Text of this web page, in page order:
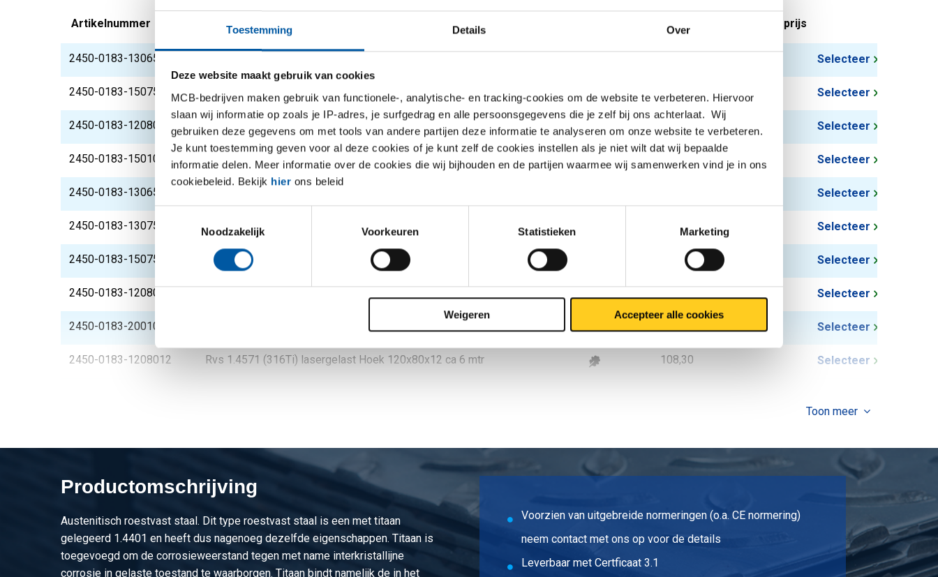
Toestemming Details Over
Deze website maakt gebruik van cookies
MCB-bedrijven maken gebruik van functionele-, analytische- en tracking-cookies om de website te verbeteren. Hiervoor
slaan wij informatie op zoals je IP-adres, je surfgedrag en alle persoonsgegevens die je zelf bij ons achterlaat. Wij
gebruiken deze gegevens om met tools van andere partijen deze informatie te analyseren om onze website te verbeteren.
Je kunt toestemming geven voor al deze cookies of je kunt zelf de cookies instellen als je niet wilt dat wij bepaalde
informatie delen. Meer informatie over de cookies die wij bijhouden en de partijen waarmee wij samenwerken vind je in ons
cookiebeleid. Bekijk hier ons beleid
Noodzakelijk
Voorkeuren Statistieken Marketing
Weigeren Accepteer alle cookies
Artikelnummer Omschrijving Stuks gewicht in kg Bruto prijs
2450-0183-130658 Selecteer
2450-0183-150758 Rvs 1.4571 (316Ti) lasergelast Hoek 150x75x8 ca 6 mtr 83,34 Selecteer
2450-0183-120808 Rvs 1.4571 (316Ti) lasergelast Hoek 120x80x8 ca 6 mtr 73,74 Selecteer
2450-0183-15010010 Rvs 1.4571 (316Ti) lasergelast Hoek 150x100x10 ca 6 mtr 115,20 Selecteer
2450-0183-1306510 Rvs 1.4571 (316Ti) lasergelast Hoek 130x65x10 ca 6 mtr Selecteer
2450-0183-1307510 Rvs 1.4571 (316Ti) lasergelast Hoek 130x75x10 ca 6 mtr 93,60 Selecteer
2450-0183-1507510 Rvs 1.4571 (316Ti) lasergelast Hoek 150x75x10 ca 6 mtr 103,20 Selecteer
2450-0183-1208010 Selecteer
2450-0183-20010010 Rvs 1.4571 (316Ti) lasergelast Hoek 200x100x10 ca 6 mtr Selecteer
2450-0183-1208012 Rvs 1.4571 (316Ti) lasergelast Hoek 120x80x12 ca 6 mtr 108,30 Selecteer
Rvs 1.4571 (316Ti) lasergelast Hoek 150x100x12 ca 6 mtr 137,10 Selecteer
2450-0183-20010012 Rvs 1.4571 (316Ti) lasergelast Hoek 200x100x12 ca 6 mtr Selecteer
Toon meer
Productomschrijving
Austenitisch roestvast staal. Dit type roestvast staal is een met titaan
gelegeerd 1.4401 en heeft dus nagenoeg dezelfde eigenschappen. Titaan is
toegevoegd om de corrosieweerstand tegen met name interkristallijne
corrosie in gelaste toestand te waarborgen. Titaan bindt namelijk de in het
Voorzien van uitgebreide normeringen (o.a. CE normering)
neem contact met ons op voor de details
Leverbaar met Certficaat 3.1